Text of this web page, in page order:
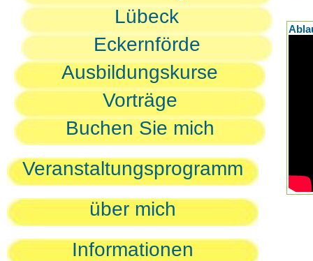
Lübeck
Eckernförde
Ausbildungskurse
Vorträge
Buchen Sie mich
Veranstaltungsprogramm
über mich
Informationen